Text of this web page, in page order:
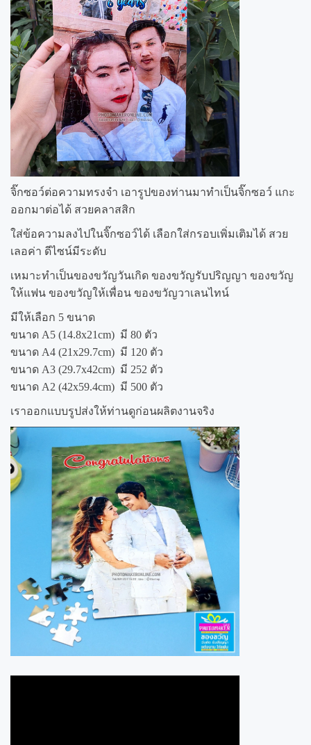
จิ๊กซอว์ต่อความทรงจำ เอารูปของท่านมาทำเป็นจิ๊กซอว์ แกะ
ออกมาต่อได้ สวยคลาสสิก
ใส่ข้อความลงไปในจิ๊กซอว์ได้ เลือกใส่กรอบเพิ่มเติมได้ สวย
เลอค่า ดีไซน์มีระดับ
เหมาะทำเป็นของขวัญวันเกิด ของขวัญรับปริญญา ของขวัญ
ให้แฟน ของขวัญให้เพื่อน ของขวัญวาเลนไทน์
มีให้เลือก 5 ขนาด
ขนาด A5 (14.8x21cm) มี 80 ตัว
ขนาด A4 (21x29.7cm) มี 120 ตัว
ขนาด A3 (29.7x42cm) มี 252 ตัว
ขนาด A2 (42x59.4cm) มี 500 ตัว
เราออกแบบรูปส่งให้ท่านดูก่อนผลิตงานจริง